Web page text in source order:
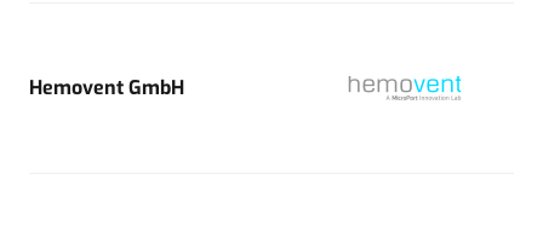
Hemovent GmbH